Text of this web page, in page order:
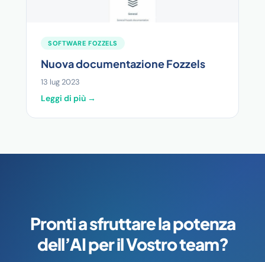
SOFTWARE FOZZELS
Nuova documentazione Fozzels
13 lug 2023
Leggi di più →
Pronti a sfruttare la potenza
dell’AI per il Vostro team?